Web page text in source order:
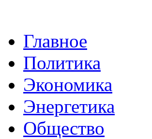
Главное
Политика
Экономика
Энергетика
Общество